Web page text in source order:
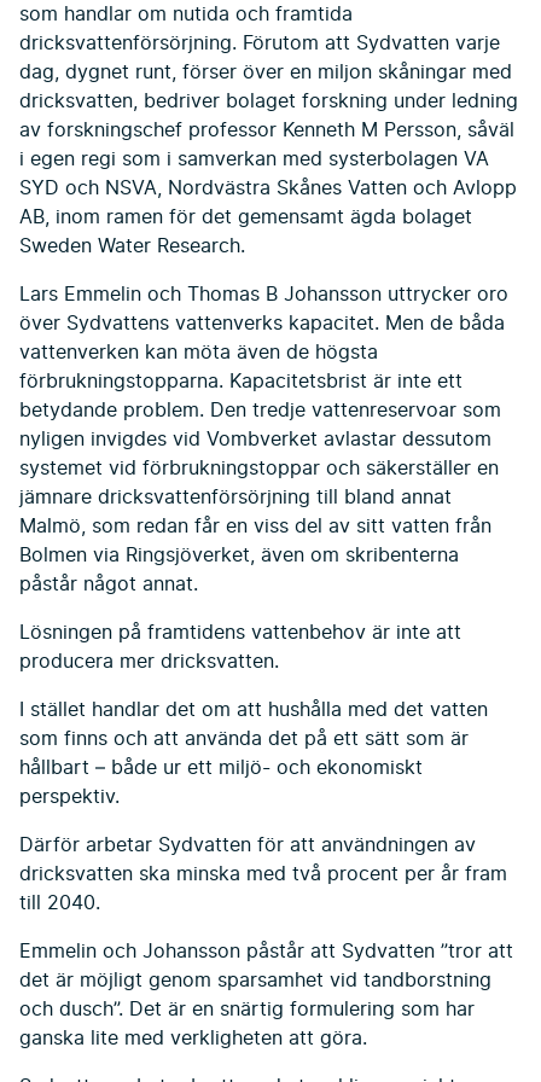
som handlar om nutida och framtida
dricksvattenförsörjning. Förutom att Sydvatten varje
dag, dygnet runt, förser över en miljon skåningar med
dricksvatten, bedriver bolaget forskning under ledning
av forskningschef professor Kenneth M Persson, såväl
i egen regi som i samverkan med systerbolagen VA
SYD och NSVA, Nordvästra Skånes Vatten och Avlopp
AB, inom ramen för det gemensamt ägda bolaget
Sweden Water Research.
Lars Emmelin och Thomas B Johansson uttrycker oro
över Sydvattens vattenverks kapacitet. Men de båda
vattenverken kan möta även de högsta
förbrukningstopparna. Kapacitetsbrist är inte ett
betydande problem. Den tredje vattenreservoar som
nyligen invigdes vid Vombverket avlastar dessutom
systemet vid förbrukningstoppar och säkerställer en
jämnare dricksvattenförsörjning till bland annat
Malmö, som redan får en viss del av sitt vatten från
Bolmen via Ringsjöverket, även om skribenterna
påstår något annat.
Lösningen på framtidens vattenbehov är inte att
producera mer dricksvatten.
I stället handlar det om att hushålla med det vatten
som finns och att använda det på ett sätt som är
hållbart – både ur ett miljö- och ekonomiskt
perspektiv.
Därför arbetar Sydvatten för att användningen av
dricksvatten ska minska med två procent per år fram
till 2040.
Emmelin och Johansson påstår att Sydvatten ”tror att
det är möjligt genom sparsamhet vid tandborstning
och dusch”. Det är en snärtig formulering som har
ganska lite med verkligheten att göra.